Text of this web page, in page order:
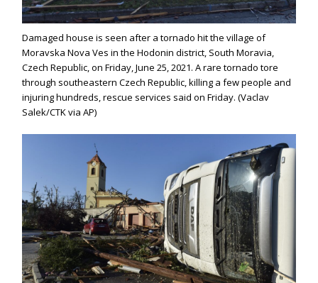
Damaged house is seen after a tornado hit the village of
Moravska Nova Ves in the Hodonin district, South Moravia,
Czech Republic, on Friday, June 25, 2021. A rare tornado tore
through southeastern Czech Republic, killing a few people and
injuring hundreds, rescue services said on Friday. (Vaclav
Salek/CTK via AP)